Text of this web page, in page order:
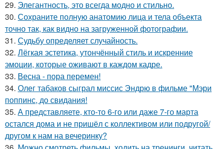
29. Элегантность, это всегда модно и стильно.
30. Сохраните полную анатомию лица и тела объекта
точно так, как видно на загруженной фотографии.
31. Судьбу определяет случайность.
32. Лёгкая эстетика, утончённый стиль и искренние
эмоции, которые оживают в каждом кадре.
33. Весна - пора перемен!
34. Олег табаков сыграл миссис Эндрю в фильме "Мэри
поппинс, до свидания!
35. А представляете, кто-то 6-го или даже 7-го марта
остался дома и не пришёл с коллективом или подругой/
другом к нам на вечеринку?